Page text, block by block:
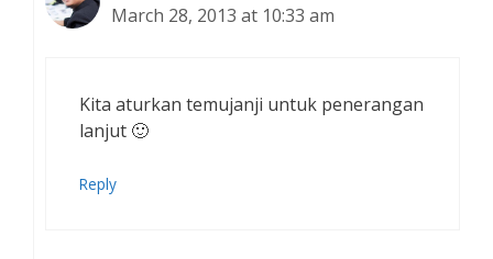
March 28, 2013 at 10:33 am
Kita aturkan temujanji untuk penerangan
lanjut 🙂
Reply